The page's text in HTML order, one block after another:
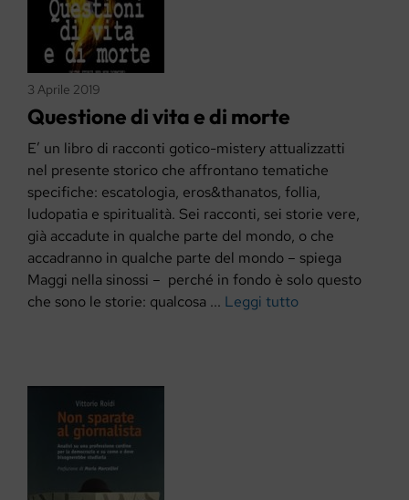
3 Aprile 2019
Questione di vita e di morte
E’ un libro di racconti gotico-mistery attualizzatti
nel presente storico che affrontano tematiche
specifiche: escatologia, eros&thanatos, follia,
ludopatia e spiritualità. Sei racconti, sei storie vere,
già accadute in qualche parte del mondo, o che
accadranno in qualche parte del mondo – spiega
Maggi nella sinossi – perché in fondo è solo questo
che sono le storie: qualcosa ... Leggi tutto